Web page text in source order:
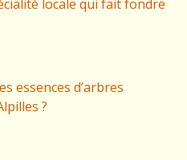
locale qui fait fondre
essences d’arbres
?